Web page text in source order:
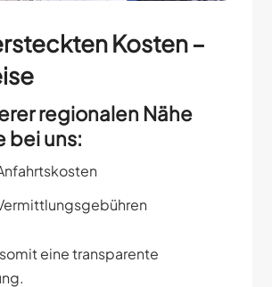
Kosten –
regionalen Nähe
bei uns:
eine transparente